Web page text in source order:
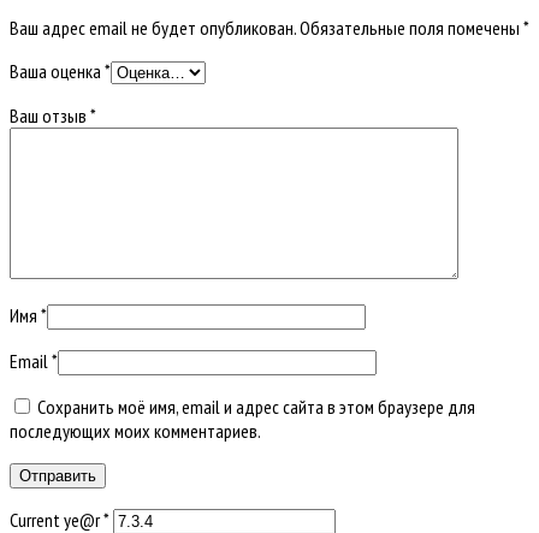
Ваш адрес email не будет опубликован.Обязательные поля помечены *
Ваша оценка *
Ваш отзыв *
Имя *
Email *
Сохранить моё имя, email и адрес сайта в этом браузере для
последующих моих комментариев.
Current ye@r*